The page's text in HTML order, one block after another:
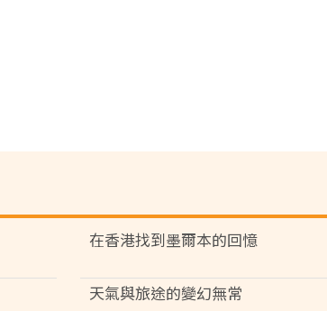
在香港找到墨爾本的回憶
天氣與旅途的變幻無常